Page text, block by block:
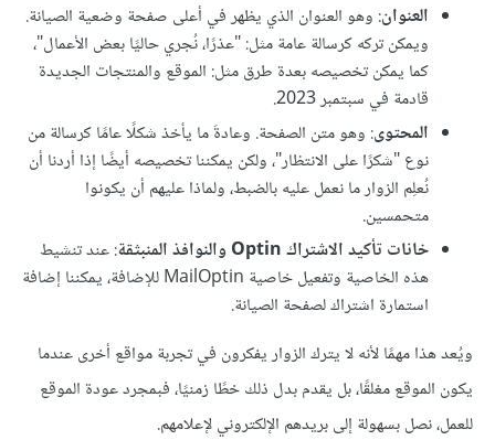
العنوان: وهو العنوان الذي يظهر في أعلى صفحة وضعية الصيانة.
ويمكن تركه كرسالة عامة مثل: "عذرًا، نُجري حاليًا بعض الأعمال"،
كما يمكن تخصيصه بعدة طرق مثل: الموقع والمنتجات الجديدة
قادمة في سبتمبر 2023.
المحتوى: وهو متن الصفحة. وعادةَ ما يأخذ شكلًا عامًا كرسالة من
نوع "شكرًا على الانتظار"، ولكن يمكننا تخصيصه أيضًا إذا أردنا أن
نُعلِم الزوار ما نعمل عليه بالضبط، ولماذا عليهم أن يكونوا
متحمسين.
خانات تأكيد الاشتراك Optin والنوافذ المنبثقة
: عند تنشيط
هذه الخاصية وتفعيل خاصية MailOptin للإضافة، يمكننا إضافة
استمارة اشتراك لصفحة الصيانة.
ويُعد هذا مهمًا لأنه لا يترك الزوار يفكرون في تجربة مواقع أخرى عندما
يكون الموقع مغلقًا، بل يقدم بدل ذلك خطًا زمنيًا، فبمجرد عودة الموقع
للعمل، نصل بسهولة إلى بريدهم الإلكتروني لإعلامهم.